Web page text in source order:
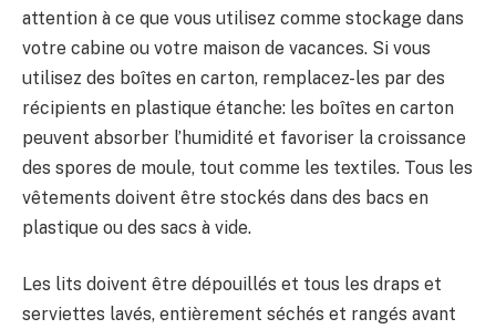
attention à ce que vous utilisez comme stockage dans
votre cabine ou votre maison de vacances. Si vous
utilisez des boîtes en carton, remplacez-les par des
récipients en plastique étanche: les boîtes en carton
peuvent absorber l’humidité et favoriser la croissance
des spores de moule, tout comme les textiles. Tous les
vêtements doivent être stockés dans des bacs en
plastique ou des sacs à vide.
Les lits doivent être dépouillés et tous les draps et
serviettes lavés, entièrement séchés et rangés avant